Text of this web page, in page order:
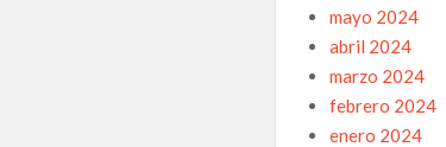
mayo 2024
abril 2024
marzo 2024
febrero 2024
enero 2024